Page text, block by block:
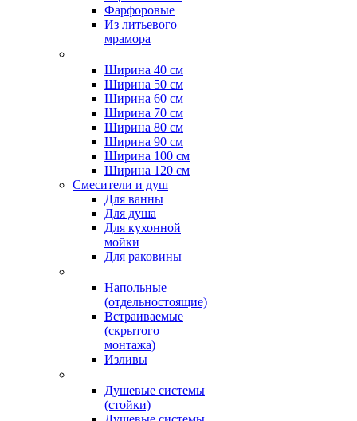
Фарфоровые
Из литьевого
мрамора
Ширина 40 см
Ширина 50 см
Ширина 60 см
Ширина 70 см
Ширина 80 см
Ширина 90 см
Ширина 100 см
Ширина 120 см
Смесители и душ
Для ванны
Для душа
Для кухонной
мойки
Для раковины
Напольные
(отдельностоящие)
Встраиваемые
(скрытого
монтажа)
Изливы
Душевые системы
(стойки)